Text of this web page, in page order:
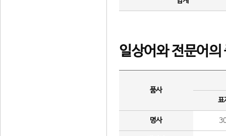
일상어와 전문어의
품사
표
명사